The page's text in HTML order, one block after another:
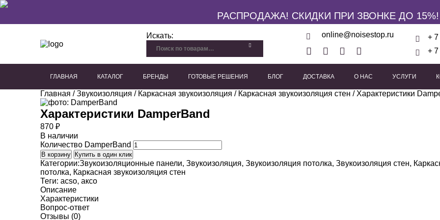
РАСПРОДАЖА! СКИДКИ ПРИ ЗВОНКЕ ДО 15%!
Искать: online@noisestop.ru
+
+
ГЛАВНАЯ КАТАЛОГ БРЕНДЫ ГОТОВЫЕ РЕШЕНИЯ БЛОГ ДОСТАВКА О НАС УСЛУГИ
Главная /Звукоизоляция / Каркасная звукоизоляция / Каркасная звукоизоляция стен / Характеристики
Характеристики DamperBand
870 ₽
В наличии
Количество DamperBand
В корзину Купить в один клик
Категории:Звукоизоляционные панели, Звукоизоляция, Звукоизоляция потолка, Звукоизоляция стен,
потолка, Каркасная звукоизоляция стен
Теги: acso, аксо
Описание
Характеристики
Вопрос-ответ
Отзывы (0)